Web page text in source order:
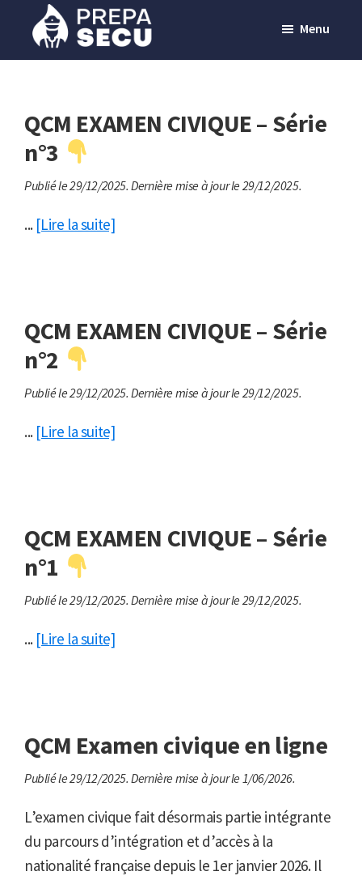
contenuPrepasecu
de
préparation
aux
métiers
de
la
Menu
QCM EXAMEN CIVIQUE – Série
n°3
Publié le 29/12/2025. Dernière mise à jour le 29/12/2025.
... [Lire la suite]
QCM EXAMEN CIVIQUE – Série
n°2
Publié le 29/12/2025. Dernière mise à jour le 29/12/2025.
... [Lire la suite]
QCM EXAMEN CIVIQUE – Série
n°1
Publié le 29/12/2025. Dernière mise à jour le 29/12/2025.
... [Lire la suite]
QCM Examen civique en ligne
Publié le 29/12/2025. Dernière mise à jour le 1/06/2026.
L’examen civique fait désormais partie intégrante
du parcours d’intégration et d’accès à la
nationalité française depuis le 1er janvier 2026. Il